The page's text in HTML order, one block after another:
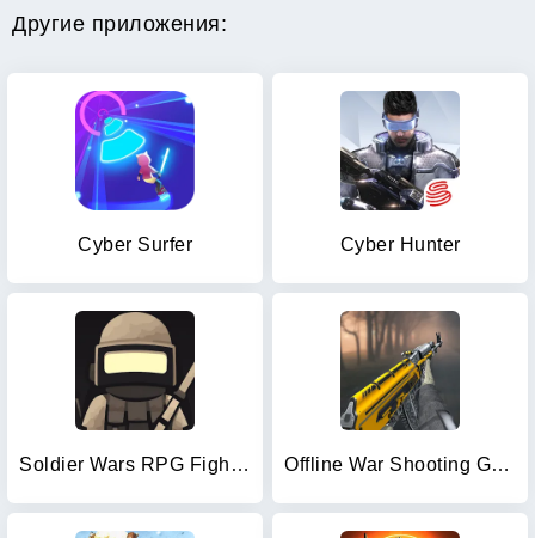
Другие приложения:
Cyber Surfer Cyber Hunter
Soldier Wars RPG Fight Battle Offline War Shooting Games 3D